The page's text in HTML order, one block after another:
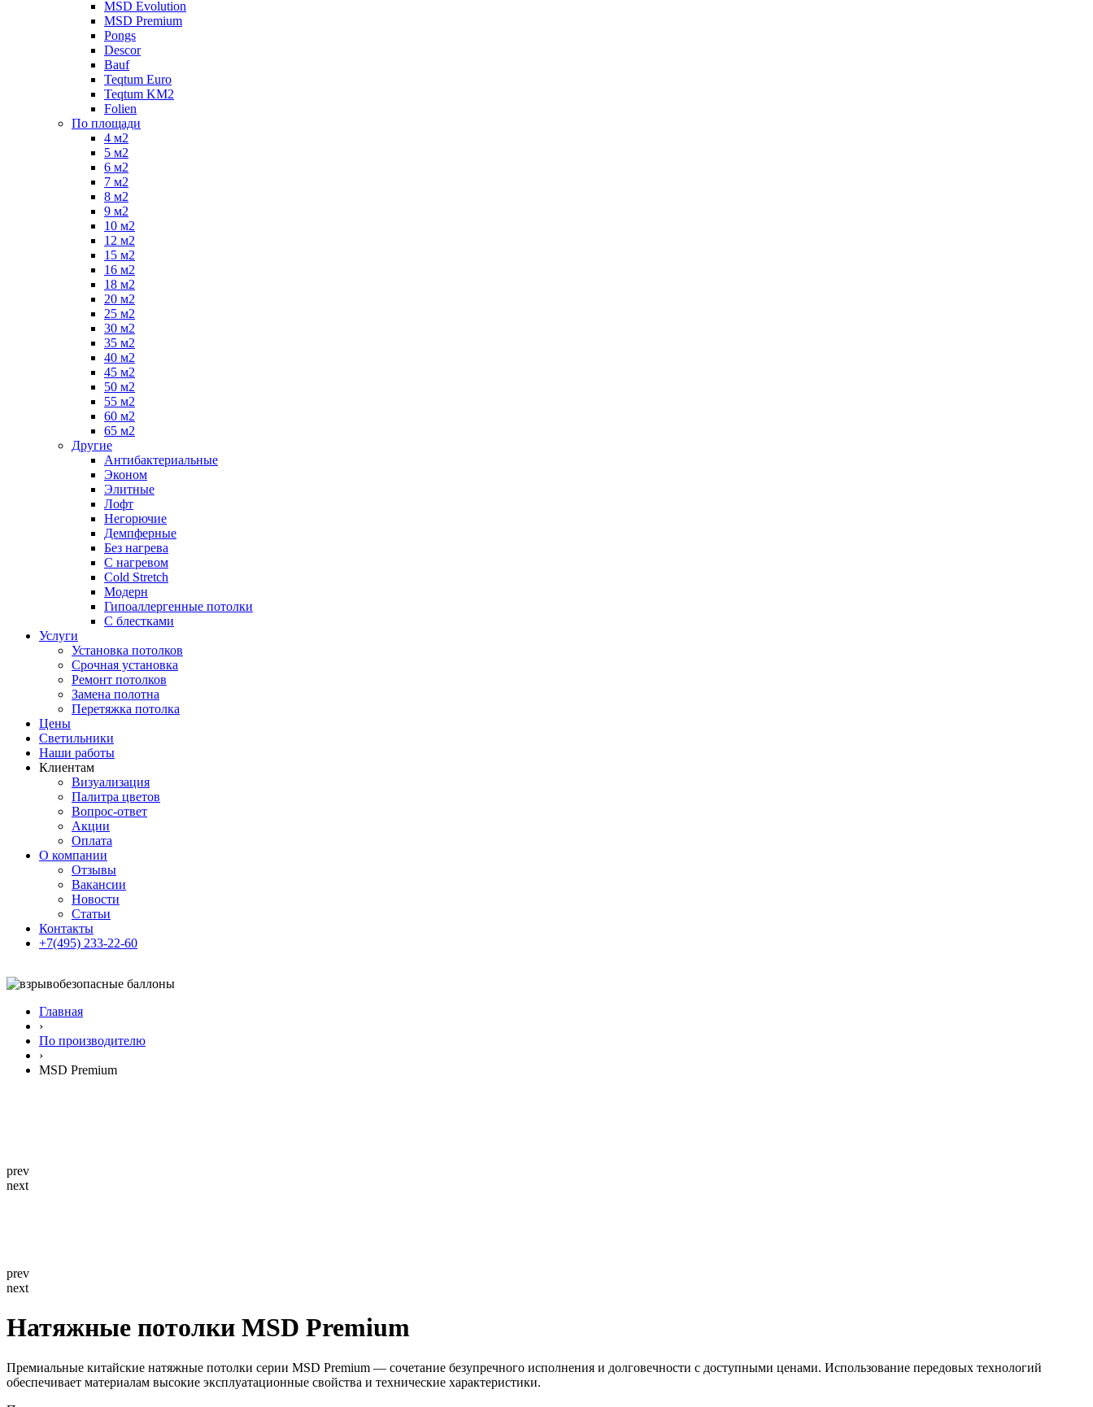
MSD Evolution
MSD Premium
Pongs
Descor
Bauf
Teqtum Euro
Teqtum KM2
Folien
По площади
4 м2
5 м2
6 м2
7 м2
8 м2
9 м2
10 м2
12 м2
15 м2
16 м2
18 м2
20 м2
25 м2
30 м2
35 м2
40 м2
45 м2
50 м2
55 м2
60 м2
65 м2
Другие
Антибактериальные
Эконом
Элитные
Лофт
Негорючие
Демпферные
Без нагрева
С нагревом
Cold Stretch
Модерн
Гипоаллергенные потолки
С блестками
Услуги
Установка потолков
Срочная установка
Ремонт потолков
Замена полотна
Перетяжка потолка
Цены
Светильники
Наши работы
Клиентам
Визуализация
Палитра цветов
Вопрос-ответ
Акции
Оплата
О компании
Отзывы
Вакансии
Новости
Статьи
Контакты
+7(495) 233-22-60
Главная
›
По производителю
›
MSD Premium
prev
next
prev
next
Натяжные потолки MSD Premium
Премиальные китайские натяжные потолки серии MSD Premium — сочетание безупречного исполнения и долговечности с доступными ценами. Использование передовых технологий
обеспечивает материалам высокие эксплуатационные свойства и технические характеристики.